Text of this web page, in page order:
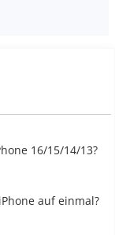
16/15/14/13?
auf einmal?